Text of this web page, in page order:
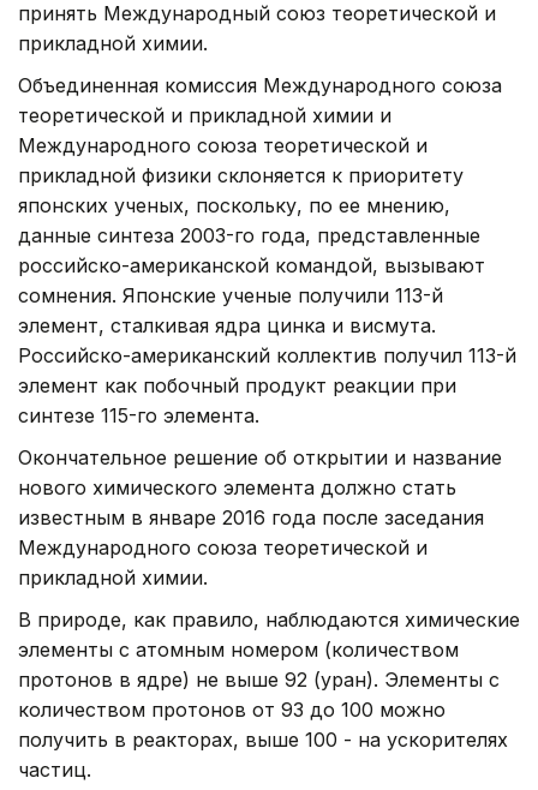
принять Международный союз теоретической и
прикладной химии.
Объединенная комиссия Международного союза
теоретической и прикладной химии и
Международного союза теоретической и
прикладной физики склоняется к приоритету
японских ученых, поскольку, по ее мнению,
данные синтеза 2003-го года, представленные
российско-американской командой, вызывают
сомнения. Японские ученые получили 113-й
элемент, сталкивая ядра цинка и висмута.
Российско-американский коллектив получил 113-й
элемент как побочный продукт реакции при
синтезе 115-го элемента.
Окончательное решение об открытии и название
нового химического элемента должно стать
известным в январе 2016 года после заседания
Международного союза теоретической и
прикладной химии.
В природе, как правило, наблюдаются химические
элементы с атомным номером (количеством
протонов в ядре) не выше 92 (уран). Элементы с
количеством протонов от 93 до 100 можно
получить в реакторах, выше 100 - на ускорителях
частиц.